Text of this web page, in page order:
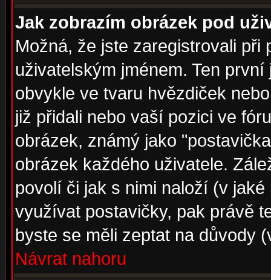
Jak zobrazím obrázek pod
Možná, že jste zaregistrovali
uživatelským jménem. Ten
obvykle ve tvaru hvězdiček
již přidali nebo vaší pozici ve
obrázek, známý jako
obrázek každého uživatele.
povolí či jak s nimi naloží (v
využívat postavičky, pak právě
byste se měli zeptat na důvody
Návrat nahoru